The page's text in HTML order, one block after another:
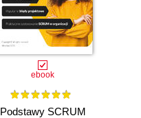
ebook
Podstawy SCRUM